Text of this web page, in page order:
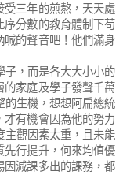
受三年的煎熬，天天處
分數的教育體制下苟
喊的聲音吧！他們滿身
子，而是各大大小小的
家庭及學子發聲千萬
的生機，想想阿扁總統
有機會因為他的努力
主觀因素太重，且未能
先行提升，何來均值優
因減課多出的課務，都